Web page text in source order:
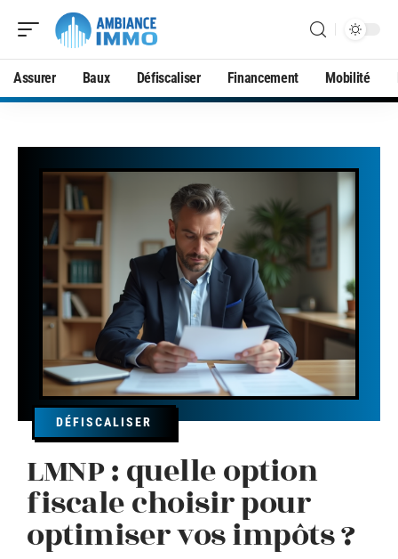
Assurer Baux Défiscaliser Financement Mobilité
DÉFISCALISER
LMNP : quelle option
fiscale choisir pour
optimiser vos impôts ?